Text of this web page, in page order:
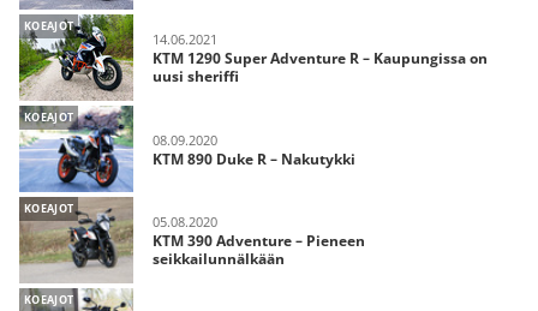
KOEAJOT
14.06.2021
KTM 1290 Super Adventure R – Kaupungissa on
uusi sheriffi
KOEAJOT
08.09.2020
KTM 890 Duke R – Nakutykki
KOEAJOT
05.08.2020
KTM 390 Adventure – Pieneen
seikkailunnälkään
KOEAJOT